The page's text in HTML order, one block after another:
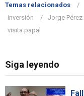
Temas relacionados
inversión
Jorge Pérez
visita papal
Siga leyendo